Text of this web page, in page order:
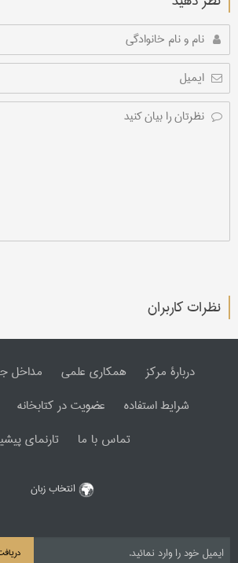
نظرات کاربران
دربارۀ مرکز همکاری علمی مداخل
شرایط استفاده
عضویت در کتابخانه
تماس با ما
تارنمای
انتخاب زبان